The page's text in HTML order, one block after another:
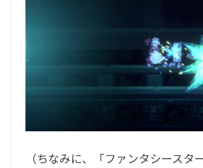
（ちなみに、「ファンタシースタ